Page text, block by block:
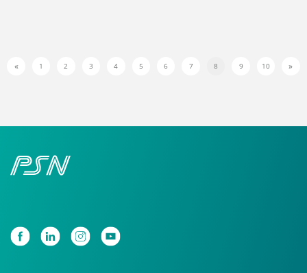
«
Previous
1 2 3 4 5 6 7 8 9 10 »